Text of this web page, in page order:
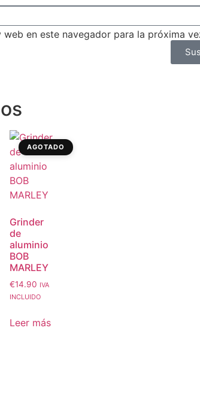
en este navegador para la próxima
AGOTADO
Grinder
de
aluminio
BOB
MARLEY
€14.90 IVA
INCLUIDO
Leer más